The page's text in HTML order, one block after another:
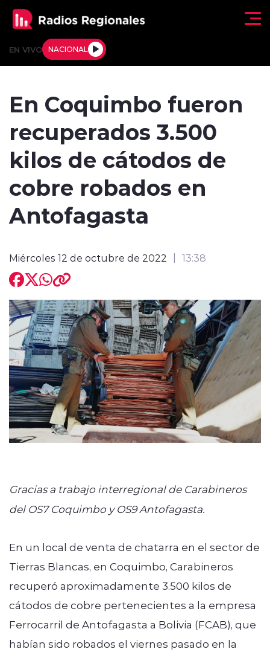
EN VIVO NACIONAL
Actualidad
Tendencias
Deportes
Internacional
Entrevistas
modo claro
En Coquimbo fueron
recuperados 3.500
kilos de cátodos de
cobre robados en
Antofagasta
Miércoles 12 de octubre de 2022 13:38
Gracias a trabajo interregional de Carabineros
del OS7 Coquimbo y OS9 Antofagasta.
En un local de venta de chatarra en el sector de
Tierras Blancas, en Coquimbo, Carabineros
recuperó aproximadamente 3.500 kilos de
cátodos de cobre pertenecientes a la empresa
Ferrocarril de Antofagasta a Bolivia (FCAB), que
habían sido robados el viernes pasado en la